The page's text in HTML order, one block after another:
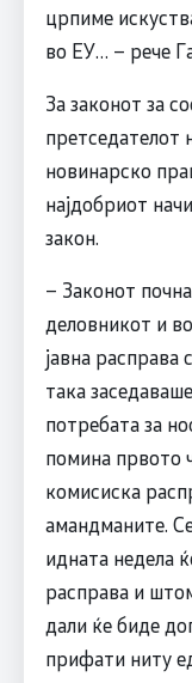
црпиме
во ЕУ… – рече
За законот за
претседателот
новинарско
најдобриот
закон.
– Законот
деловникот и
јавна расправа
така
потребата за
помина првото
комисиска
амандманите.
идната недела
расправа и
дали ќе биде
прифати ниту